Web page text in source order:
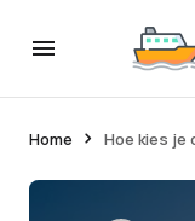
Home Hoe kies je